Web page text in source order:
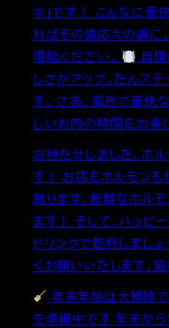
キ」です！ こんなに豪
ればその歯応えの虜に
堪能ください。
自
しさがアップ。たんス
す。 さあ、風月で豪快
しいお肉の時間をお楽
お待たせしました、ホ
す！ お店もホルモンも
飾ります。新鮮なホル
ます！ そして、ハッピ
ドリンクで乾杯しまし
くお願いいたします。
年末年始は大掃除
を準備中です 年末か